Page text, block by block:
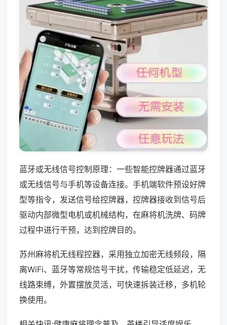
蓝牙或无线信号控制原理：一些智能控牌器通过蓝牙
或无线信号与手机等设备连接。手机端软件预设好牌
型等指令，发送信号给控牌器，控牌器接收到信号后
驱动内部微型电机或机械结构，在麻将机洗牌、码牌
过程中进行干预，达到控牌目的。
苏州麻将机无线程控器，采用独立加密无线频段，隔
离WiFi、蓝牙等常规信号干扰，传输稳定低延迟，无
线路束缚，外置摆放灵活，可快速拆装迁移，多机轮
换使用。